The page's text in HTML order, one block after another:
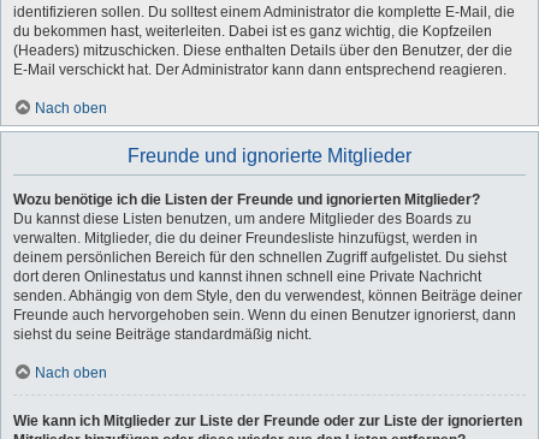
identifizieren sollen. Du solltest einem Administrator die komplette E-Mail, die
du bekommen hast, weiterleiten. Dabei ist es ganz wichtig, die Kopfzeilen
(Headers) mitzuschicken. Diese enthalten Details über den Benutzer, der die
E-Mail verschickt hat. Der Administrator kann dann entsprechend reagieren.
Nach oben
Freunde und ignorierte Mitglieder
Wozu benötige ich die Listen der Freunde und ignorierten Mitglieder?
Du kannst diese Listen benutzen, um andere Mitglieder des Boards zu
verwalten. Mitglieder, die du deiner Freundesliste hinzufügst, werden in
deinem persönlichen Bereich für den schnellen Zugriff aufgelistet. Du siehst
dort deren Onlinestatus und kannst ihnen schnell eine Private Nachricht
senden. Abhängig von dem Style, den du verwendest, können Beiträge deiner
Freunde auch hervorgehoben sein. Wenn du einen Benutzer ignorierst, dann
siehst du seine Beiträge standardmäßig nicht.
Nach oben
Wie kann ich Mitglieder zur Liste der Freunde oder zur Liste der ignorierten